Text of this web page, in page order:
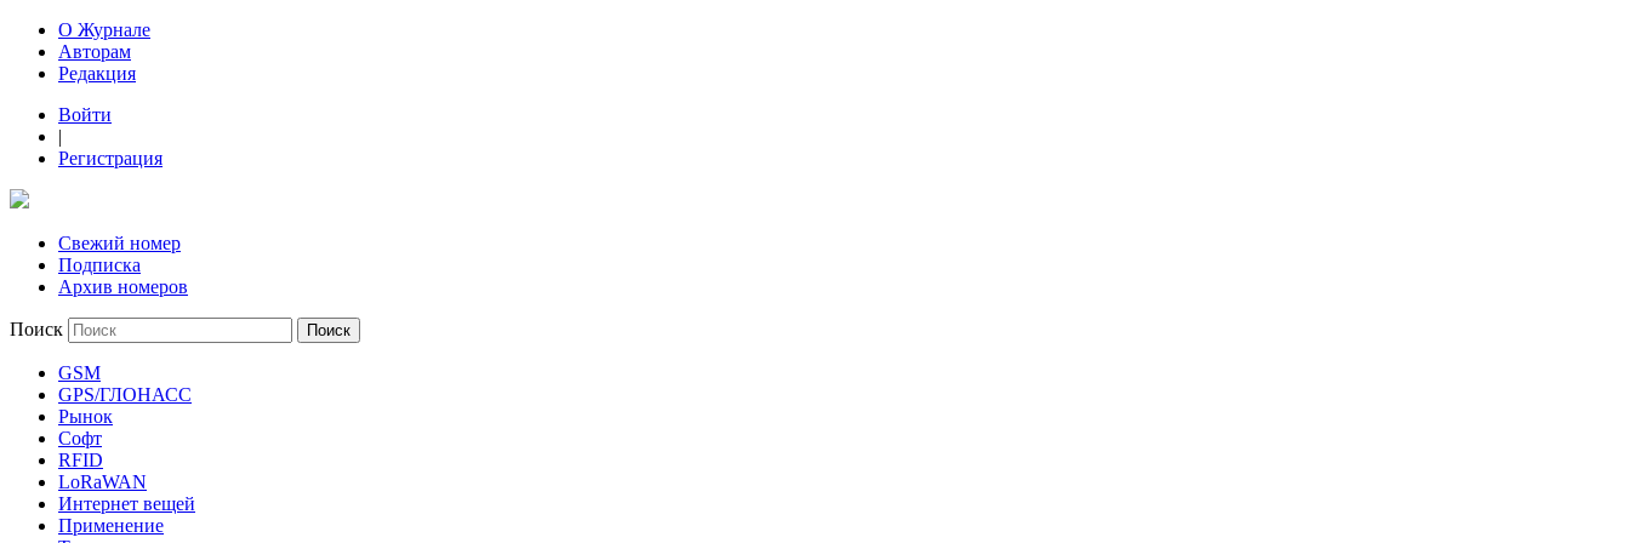
О Журнале
Авторам
Редакция
Войти
|
Регистрация
Свежий номер
Подписка
Архив номеров
Поиск
GSM
GPS/ГЛОНАСС
Рынок
Софт
RFID
LoRaWAN
Интернет вещей
Применение